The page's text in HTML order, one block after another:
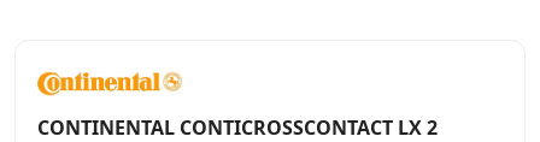
CONTINENTAL CONTICROSSCONTACT LX 2